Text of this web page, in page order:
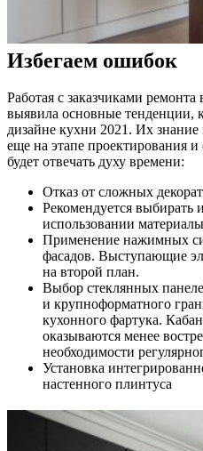
Избегаем ошибок
Работая с заказчиками
выявила основные тенденции,
дизайне кухни 2021. Их
еще на этапе проектирования и
будет отвечать духу времени:
Отказ от сложных
Рекомендуется выбирать
использовании
Применение нажимных
фасадов. Выступающие
на второй план.
Выбор стеклянных
и крупноформатного
кухонного фартука.
оказываются менее
необходимости
Установка
настенного плинтуса